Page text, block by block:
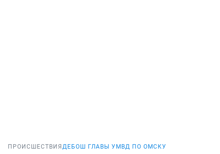
ПРОИСШЕСТВИЯ ДЕБОШ ГЛАВЫ УМВД ПО ОМСКУ